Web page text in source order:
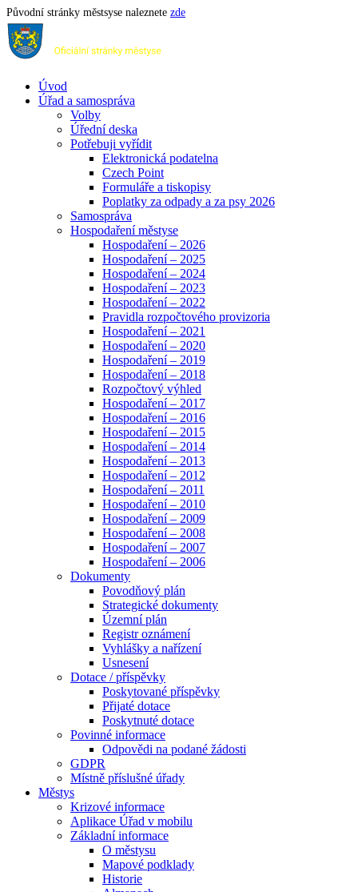
Původní stránky městsyse naleznete zde
Úvod
Úřad a samospráva
Volby
Úřední deska
Potřebuji vyřídit
Elektronická podatelna
Czech Point
Formuláře a tiskopisy
Poplatky za odpady a za psy 2026
Samospráva
Hospodaření městyse
Hospodaření – 2026
Hospodaření – 2025
Hospodaření – 2024
Hospodaření – 2023
Hospodaření – 2022
Pravidla rozpočtového provizoria
Hospodaření – 2021
Hospodaření – 2020
Hospodaření – 2019
Hospodaření – 2018
Rozpočtový výhled
Hospodaření – 2017
Hospodaření – 2016
Hospodaření – 2015
Hospodaření – 2014
Hospodaření – 2013
Hospodaření – 2012
Hospodaření – 2011
Hospodaření – 2010
Hospodaření – 2009
Hospodaření – 2008
Hospodaření – 2007
Hospodaření – 2006
Dokumenty
Povodňový plán
Strategické dokumenty
Územní plán
Registr oznámení
Vyhlášky a nařízení
Usnesení
Dotace / příspěvky
Poskytované příspěvky
Přijaté dotace
Poskytnuté dotace
Povinné informace
Odpovědi na podané žádosti
GDPR
Místně příslušné úřady
Městys
Krizové informace
Aplikace Úřad v mobilu
Základní informace
O městysu
Mapové podklady
Historie